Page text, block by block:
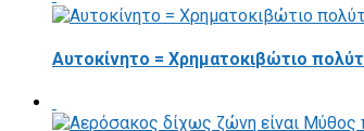
Αυτοκίνητο = Χρηματοκιβώτιο